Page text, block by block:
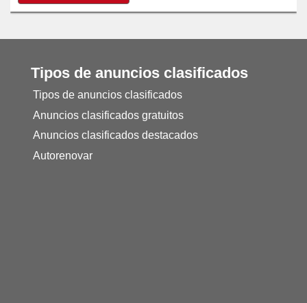
Tipos de anuncios clasificados
Tipos de anuncios clasificados
Anuncios clasificados gratuitos
Anuncios clasificados destacados
Autorenovar